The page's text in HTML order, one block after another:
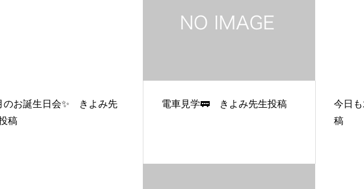
のお誕生日会✨ きよみ先
稿
電車見学🚃 きよみ先生投稿
今日
稿